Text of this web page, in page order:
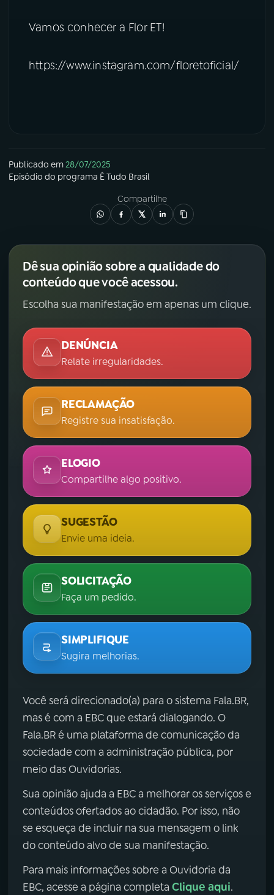
Vamos conhecer a Flor ET!
https://www.instagram.com/floretoficial/
Publicado em28/07/2025
Episódio do programa É Tudo Brasil
Compartilhe
Dê sua opinião sobre a qualidade do
conteúdo que você acessou.
Escolha sua manifestação em apenas um clique.
DENÚNCIA
Relate irregularidades.
RECLAMAÇÃO
Registre sua insatisfação.
ELOGIO
Compartilhe algo positivo.
SUGESTÃO
Envie uma ideia.
SOLICITAÇÃO
Faça um pedido.
SIMPLIFIQUE
Sugira melhorias.
Você será direcionado(a) para o sistema Fala.BR,
mas é com a EBC que estará dialogando. O
Fala.BR é uma plataforma de comunicação da
sociedade com a administração pública, por
meio das Ouvidorias.
Sua opinião ajuda a EBC a melhorar os serviços e
conteúdos ofertados ao cidadão. Por isso, não
se esqueça de incluir na sua mensagem o link
do conteúdo alvo de sua manifestação.
Para mais informações sobre a Ouvidoria da
EBC, acesse a página completa Clique aqui.